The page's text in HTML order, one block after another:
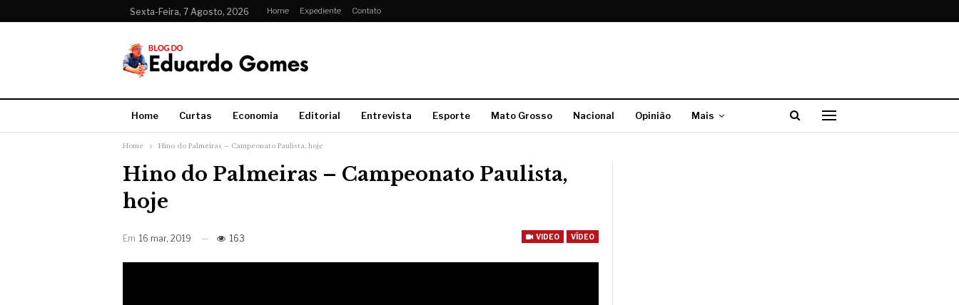
Sexta-Feira, 7 Agosto, 2026 Home Expediente Contato
Home Curtas Economia Editorial Entrevista Esporte Mato Grosso Nacional Opinião Mais
Home Hino do Palmeiras – Campeonato Paulista, hoje
Hino do Palmeiras – Campeonato Paulista,
hoje
VIDEO VÍDEO
Em 16 mar, 2019 163